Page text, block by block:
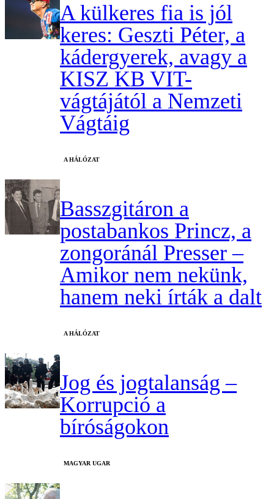
A külkeres fia is jól
keres: Geszti Péter, a
kádergyerek, avagy a
KISZ KB VIT-
vágtájától a Nemzeti
Vágtáig
A HÁLÓZAT
Basszgitáron a
postabankos Princz, a
zongoránál Presser –
Amikor nem nekünk,
hanem neki írták a dalt
A HÁLÓZAT
Jog és jogtalanság –
Korrupció a
bíróságokon
MAGYAR UGAR